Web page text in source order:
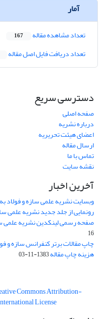
آمار
تعداد مشاهده مقاله 167
تعداد دریافت فایل اصل مقاله
دسترسی سریع
صفحه اصلی
درباره نشریه
اعضای هیئت تحریریه
ارسال مقاله
تماس با ما
نقشه سایت
آخرین اخبار
وبسایت نشریه علمی سازه و
رونمایی از جلد جدید نشریه علمی
صفحه رسمی لینکدین نشریه علمی
16
چاپ مقالات برتر کنفرانس سازه و
هزینه چاپ مقاله1383-11-03
Commons Attribution-
License